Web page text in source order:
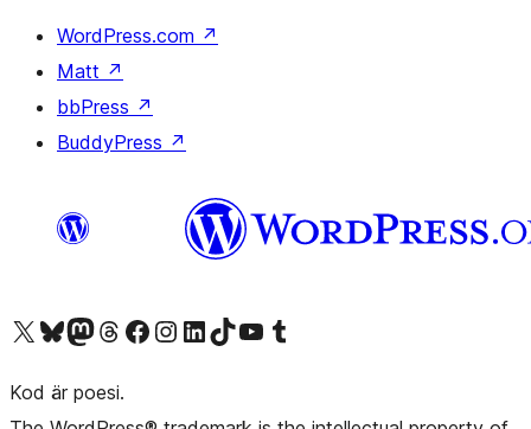
WordPress.com ↗
Matt ↗
bbPress ↗
BuddyPress ↗
Besök vår X-konto (f.d. Twitter)
Besök vårt Bluesky-konto
Besök vårt Mastodon-konto
Besök vårt Thread-konto
Besök vår Facebook-sidaBesök vårt Instagram-konto
Besök vårt LinkedIn-konto
Besök vårt TikTok-konto
Besök vår YouTube-kanalBesök vårt Tumblr-konto
Kod är poesi.